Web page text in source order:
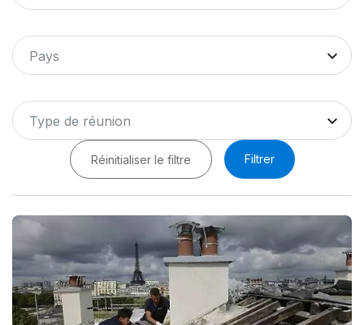
Pays
Type de réunion
Réinitialiser le filtre Filtrer